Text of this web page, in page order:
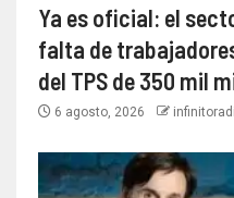
Ya es oficial: el
falta de
del TPS de 350 mil
6 agosto, 2026